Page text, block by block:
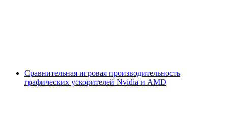
Сравнительная игровая производительность
графических ускорителей Nvidia и AMD